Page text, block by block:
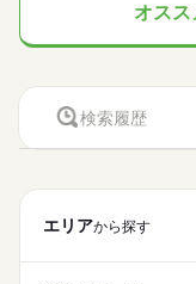
オス
検索履歴
エリアから探す